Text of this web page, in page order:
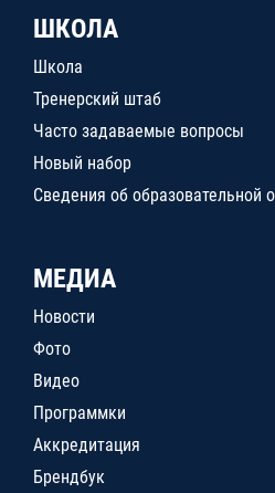
ШКОЛА
Школа
Тренерский штаб
Часто задаваемые вопросы
Новый набор
Сведения об образовательной
МЕДИА
Новости
Фото
Видео
Программки
Аккредитация
Брендбук